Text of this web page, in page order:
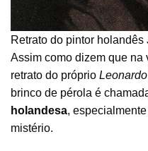
Retrato do pintor
Assim como dizem que na
retrato do próprio
brinco de pérola é
holandesa,
mistério.